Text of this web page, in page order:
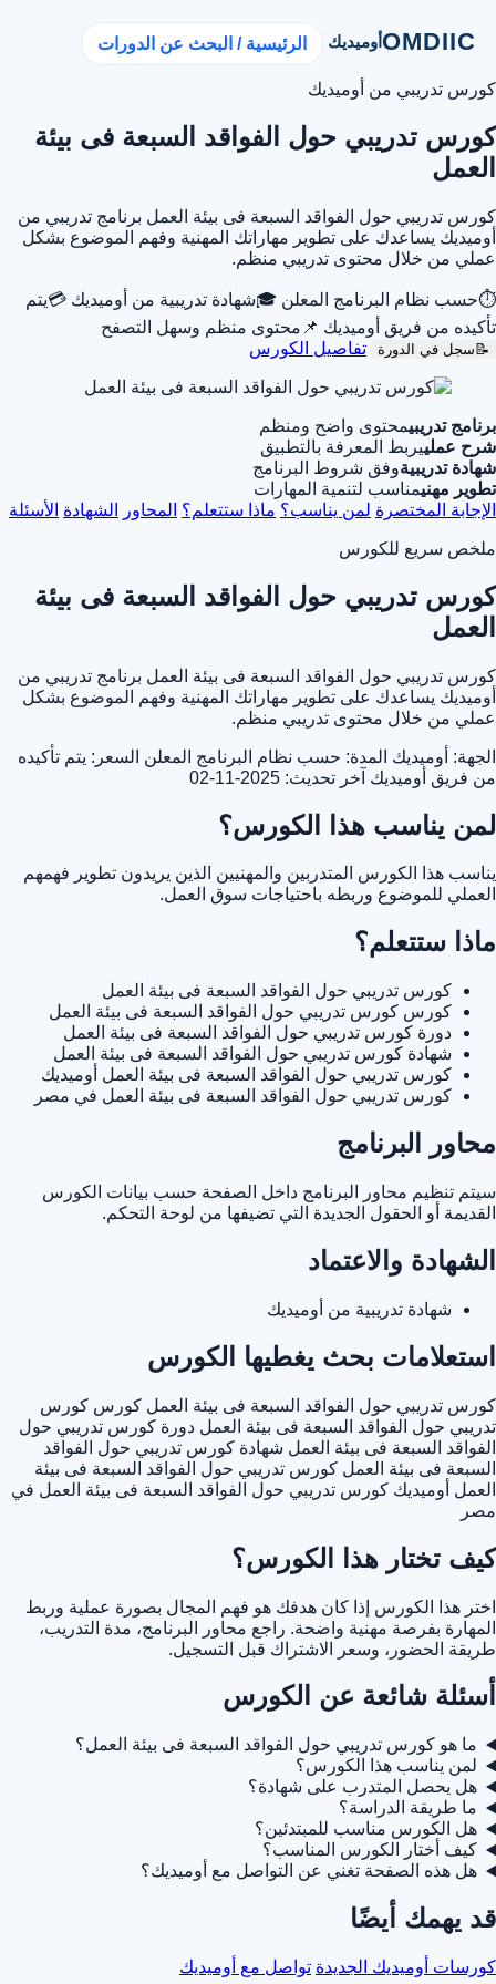
OMDIICأوميديك الرئيسية / البحث عن الدورات
كورس تدريبي من أوميديك
كورس تدريبي حول الفواقد السبعة فى بيئة
العمل
كورس تدريبي حول الفواقد السبعة فى بيئة العمل برنامج تدريبي من
أوميديك يساعدك على تطوير مهاراتك المهنية وفهم الموضوع بشكل
عملي من خلال محتوى تدريبي منظم.
⏱حسب نظام البرنامج المعلن 🎓شهادة تدريبية من أوميديك 💳يتم
تأكيده من فريق أوميديك 📌 محتوى منظم وسهل التصفح
📝 سجل في الدورة تفاصيل الكورس
برنامج تدريبيمحتوى واضح ومنظم
شرح عملييربط المعرفة بالتطبيق
شهادة تدريبيةوفق شروط البرنامج
تطوير مهنيمناسب لتنمية المهارات
الإجابة المختصرة لمن يناسب؟ ماذا ستتعلم؟ المحاور الشهادة الأسئلة
ملخص سريع للكورس
كورس تدريبي حول الفواقد السبعة فى بيئة
العمل
كورس تدريبي حول الفواقد السبعة فى بيئة العمل برنامج تدريبي من
أوميديك يساعدك على تطوير مهاراتك المهنية وفهم الموضوع بشكل
عملي من خلال محتوى تدريبي منظم.
الجهة: أوميديك المدة: حسب نظام البرنامج المعلن السعر: يتم تأكيده
من فريق أوميديك آخر تحديث: 2025-11-02
لمن يناسب هذا الكورس؟
يناسب هذا الكورس المتدربين والمهنيين الذين يريدون تطوير فهمهم
العملي للموضوع وربطه باحتياجات سوق العمل.
ماذا ستتعلم؟
كورس تدريبي حول الفواقد السبعة فى بيئة العمل
كورس كورس تدريبي حول الفواقد السبعة فى بيئة العمل
دورة كورس تدريبي حول الفواقد السبعة فى بيئة العمل
شهادة كورس تدريبي حول الفواقد السبعة فى بيئة العمل
كورس تدريبي حول الفواقد السبعة فى بيئة العمل أوميديك
كورس تدريبي حول الفواقد السبعة فى بيئة العمل في مصر
محاور البرنامج
سيتم تنظيم محاور البرنامج داخل الصفحة حسب بيانات الكورس
القديمة أو الحقول الجديدة التي تضيفها من لوحة التحكم.
الشهادة والاعتماد
شهادة تدريبية من أوميديك
استعلامات بحث يغطيها الكورس
كورس تدريبي حول الفواقد السبعة فى بيئة العمل كورس كورس
تدريبي حول الفواقد السبعة فى بيئة العمل دورة كورس تدريبي حول
الفواقد السبعة فى بيئة العمل شهادة كورس تدريبي حول الفواقد
السبعة فى بيئة العمل كورس تدريبي حول الفواقد السبعة فى بيئة
العمل أوميديك كورس تدريبي حول الفواقد السبعة فى بيئة العمل في
مصر
كيف تختار هذا الكورس؟
اختر هذا الكورس إذا كان هدفك هو فهم المجال بصورة عملية وربط
المهارة بفرصة مهنية واضحة. راجع محاور البرنامج، مدة التدريب،
طريقة الحضور، وسعر الاشتراك قبل التسجيل.
أسئلة شائعة عن الكورس
ما هو كورس تدريبي حول الفواقد السبعة فى بيئة العمل؟
لمن يناسب هذا الكورس؟
هل يحصل المتدرب على شهادة؟
ما طريقة الدراسة؟
هل الكورس مناسب للمبتدئين؟
كيف أختار الكورس المناسب؟
هل هذه الصفحة تغني عن التواصل مع أوميديك؟
قد يهمك أيضًا
كورسات أوميديك الجديدة تواصل مع أوميديك